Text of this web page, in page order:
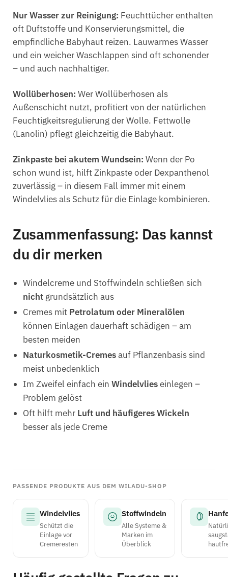
Nur Wasser zur Reinigung: Feuchttücher enthalten
oft Duftstoffe und Konservierungsmittel, die
empfindliche Babyhaut reizen. Lauwarmes Wasser
und ein weicher Waschlappen sind oft schonender
– und auch nachhaltiger.
Wollüberhosen: Wer Wollüberhosen als
Außenschicht nutzt, profitiert von der natürlichen
Feuchtigkeitsregulierung der Wolle. Fettwolle
(Lanolin) pflegt gleichzeitig die Babyhaut.
Zinkpaste bei akutem Wundsein: Wenn der Po
schon wund ist, hilft Zinkpaste oder Dexpanthenol
zuverlässig – in diesem Fall immer mit einem
Windelvlies als Schutz für die Einlage kombinieren.
Zusammenfassung: Das kannst
du dir merken
Windelcreme und Stoffwindeln schließen sich
nicht grundsätzlich aus
Cremes mit Petrolatum oder Mineralölen
können Einlagen dauerhaft schädigen – am
besten meiden
Naturkosmetik-Cremesauf Pflanzenbasis sind
meist unbedenklich
Im Zweifel einfach ein Windelvlieseinlegen –
Problem gelöst
Oft hilft mehr Luft und häufigeres Wickeln
besser als jede Creme
PASSENDE PRODUKTE AUS DEM WILADU-SHOP
Windelvlies
Schützt die
Einlage vor
Cremeresten
Stoffwindeln
Alle Systeme &
Marken im
Überblick